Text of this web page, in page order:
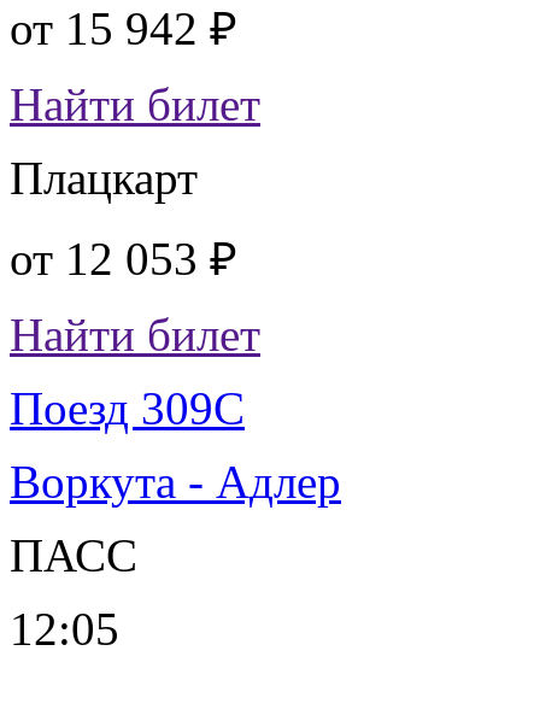
от 15 942 ₽
Найти билет
Плацкарт
от 12 053 ₽
Найти билет
Поезд 309С
Воркута - Адлер
ПАСС
12:05